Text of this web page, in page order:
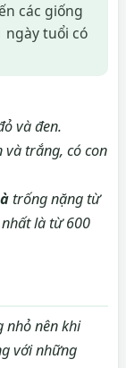
các giống
ngày tuổi có
và đen.
và trắng, có con
trống nặng từ
là từ 600
nhỏ nên khi
với những